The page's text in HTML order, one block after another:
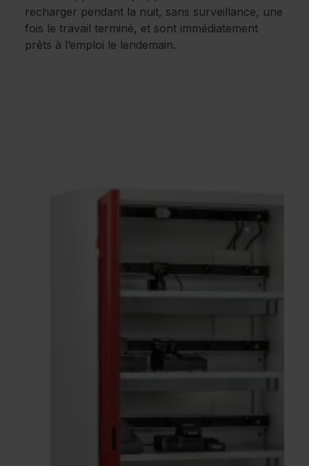
recharger pendant la nuit, sans surveillance, une
fois le travail terminé, et sont immédiatement
prêts à l’emploi le lendemain.